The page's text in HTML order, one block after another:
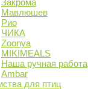
Закрома
Мавлюшев
Рио
ЧИКА
Zoonya
MIKIMEALS
Наша ручная работа
Ambar
для птиц